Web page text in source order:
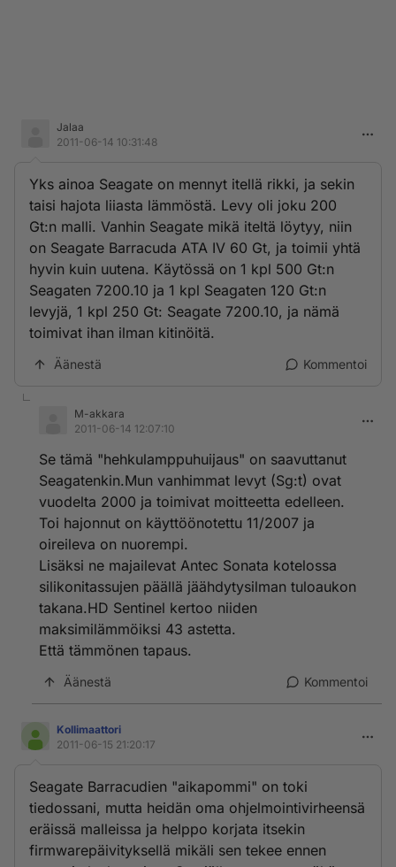
Jalaa
2011-06-14 10:31:48
Yks ainoa Seagate on mennyt itellä rikki, ja sekin
taisi hajota liiasta lämmöstä. Levy oli joku 200
Gt:n malli. Vanhin Seagate mikä iteltä löytyy, niin
on Seagate Barracuda ATA IV 60 Gt, ja toimii yhtä
hyvin kuin uutena. Käytössä on 1 kpl 500 Gt:n
Seagaten 7200.10 ja 1 kpl Seagaten 120 Gt:n
levyjä, 1 kpl 250 Gt: Seagate 7200.10, ja nämä
toimivat ihan ilman kitinöitä.
Äänestä Kommentoi
M-akkara
2011-06-14 12:07:10
Se tämä "hehkulamppuhuijaus" on saavuttanut
Seagatenkin.Mun vanhimmat levyt (Sg:t) ovat
vuodelta 2000 ja toimivat moitteetta edelleen.
Toi hajonnut on käyttöönotettu 11/2007 ja
oireileva on nuorempi.
Lisäksi ne majailevat Antec Sonata kotelossa
silikonitassujen päällä jäähdytysilman tuloaukon
takana.HD Sentinel kertoo niiden
maksimilämmöiksi 43 astetta.
Että tämmönen tapaus.
Äänestä Kommentoi
Kollimaattori
2011-06-15 21:20:17
Seagate Barracudien "aikapommi" on toki
tiedossani, mutta heidän oma ohjelmointivirheensä
eräissä malleissa ja helppo korjata itsekin
firmwarepäivityksellä mikäli sen tekee ennen